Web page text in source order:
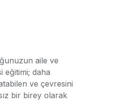
aile ve
eğitimi; daha
ve çevresini
bir birey olarak